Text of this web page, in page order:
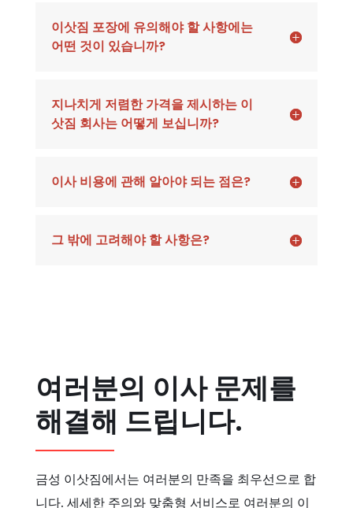
이삿짐 포장에 유의해야 할 사항에는
어떤 것이 있습니까?
지나치게 저렴한 가격을 제시하는 이
삿짐 회사는 어떻게 보십니까?
이사 비용에 관해 알아야 되는 점은?
그 밖에 고려해야 할 사항은?
여러분의 이사 문제를
해결해 드립니다.
금성 이삿짐에서는 여러분의 만족을 최우선으로 합
니다. 세세한 주의와 맞춤형 서비스로 여러분의 이